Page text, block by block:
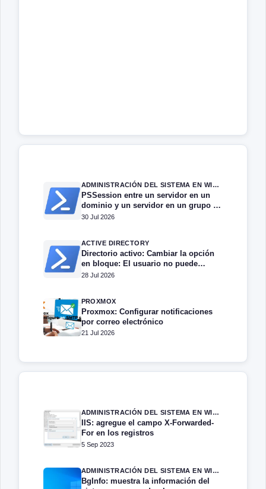
ADMINISTRACIÓN DEL SISTEMA EN WINDOWS SERVER
PSSession entre un servidor en un
dominio y un servidor en un grupo de
trabajo.
30 Jul 2026
ACTIVE DIRECTORY
Directorio activo: Cambiar la opción
en bloque: El usuario no puede
cambiar la contraseña
28 Jul 2026
PROXMOX
Proxmox: Configurar notificaciones
por correo electrónico
21 Jul 2026
ADMINISTRACIÓN DEL SISTEMA EN WINDOWS SERVER
IIS: agregue el campo X-Forwarded-
For en los registros
5 Sep 2023
ADMINISTRACIÓN DEL SISTEMA EN WINDOWS SERVER
BgInfo: muestra la información del